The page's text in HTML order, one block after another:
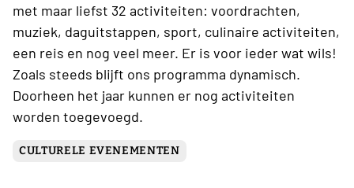
met maar liefst 32 activiteiten: voordrachten,
muziek, daguitstappen, sport, culinaire activiteiten,
een reis en nog veel meer. Er is voor ieder wat wils!
Zoals steeds blijft ons programma dynamisch.
Doorheen het jaar kunnen er nog activiteiten
worden toegevoegd.
CULTURELE EVENEMENTEN